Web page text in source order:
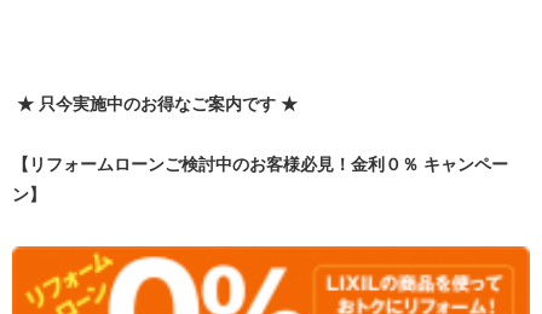
★ 只今実施中のお得なご案内です ★
【リフォームローンご検討中のお客様必見！金利０％ キャンペー
ン】